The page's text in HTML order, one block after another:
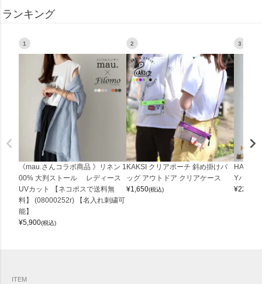
ランキング
1
《mau.さんコラボ商品 》リネン 1
00% 大判ストール レディース
UVカット 【ネコポスで送料無
料】 (08000252r) 【名入れ刺繍可
能】
¥5,900(税込)
2
KAKSI クリアポーチ 斜め掛けバ
ッグ アウトドア クリアケース
¥1,650(税込)
3
Yバッグ
¥22,000
ITEM